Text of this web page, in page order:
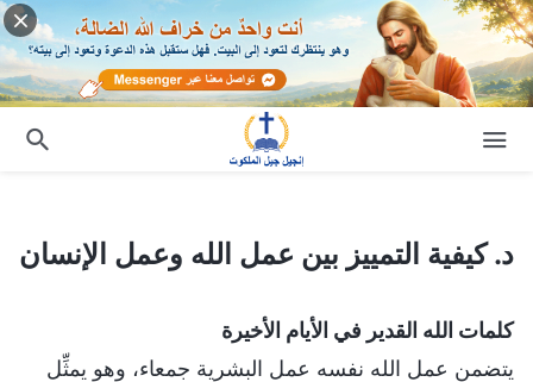
د. كيفية التمييز بين عمل الله وعمل الإنسان
د. كيفية التمييز بين عمل الله وعمل الإنسان
كلمات الله القدير في الأيام الأخيرة
يتضمن عمل الله نفسه عمل البشرية جمعاء، وهو يمثِّل